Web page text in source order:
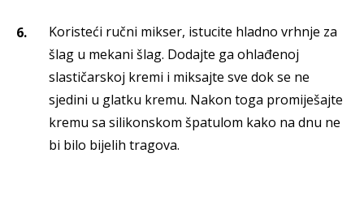
Koristeći ručni mikser, istucite hladno vrhnje za
šlag u mekani šlag. Dodajte ga ohlađenoj
slastičarskoj kremi i miksajte sve dok se ne
sjedini u glatku kremu. Nakon toga promiješajte
kremu sa silikonskom špatulom kako na dnu ne
bi bilo bijelih tragova.